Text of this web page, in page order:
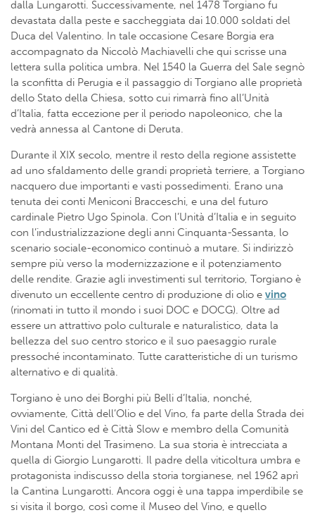
dalla Lungarotti. Successivamente, nel 1478 Torgiano fu
devastata dalla peste e saccheggiata dai 10.000 soldati del
Duca del Valentino. In tale occasione Cesare Borgia era
accompagnato da Niccolò Machiavelli che qui scrisse una
lettera sulla politica umbra. Nel 1540 la Guerra del Sale segnò
la sconfitta di Perugia e il passaggio di Torgiano alle proprietà
dello Stato della Chiesa, sotto cui rimarrà fino all’Unità
d’Italia, fatta eccezione per il periodo napoleonico, che la
vedrà annessa al Cantone di Deruta.
Durante il XIX secolo, mentre il resto della regione assistette
ad uno sfaldamento delle grandi proprietà terriere, a Torgiano
nacquero due importanti e vasti possedimenti. Erano una
tenuta dei conti Meniconi Bracceschi, e una del futuro
cardinale Pietro Ugo Spinola. Con l’Unità d’Italia e in seguito
con l’industrializzazione degli anni Cinquanta-Sessanta, lo
scenario sociale-economico continuò a mutare. Si indirizzò
sempre più verso la modernizzazione e il potenziamento
delle rendite. Grazie agli investimenti sul territorio, Torgiano è
divenuto un eccellente centro di produzione di olio e vino
(rinomati in tutto il mondo i suoi DOC e DOCG). Oltre ad
essere un attrattivo polo culturale e naturalistico, data la
bellezza del suo centro storico e il suo paesaggio rurale
pressoché incontaminato. Tutte caratteristiche di un turismo
alternativo e di qualità.
Torgiano è uno dei Borghi più Belli d’Italia, nonché,
ovviamente, Città dell’Olio e del Vino, fa parte della Strada dei
Vini del Cantico ed è Città Slow e membro della Comunità
Montana Monti del Trasimeno. La sua storia è intrecciata a
quella di Giorgio Lungarotti. Il padre della viticoltura umbra e
protagonista indiscusso della storia torgianese, nel 1962 aprì
la Cantina Lungarotti. Ancora oggi è una tappa imperdibile se
si visita il borgo, così come il Museo del Vino, e quello